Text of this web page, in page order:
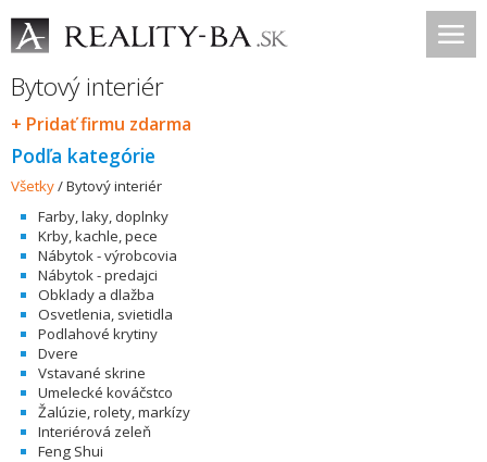
Bytový interiér
+ Pridať firmu zdarma
Podľa kategórie
Všetky/Bytový interiér
Farby, laky, doplnky
Krby, kachle, pece
Nábytok - výrobcovia
Nábytok - predajci
Obklady a dlažba
Osvetlenia, svietidla
Podlahové krytiny
Dvere
Vstavané skrine
Umelecké kováčstco
Žalúzie, rolety, markízy
Interiérová zeleň
Feng Shui